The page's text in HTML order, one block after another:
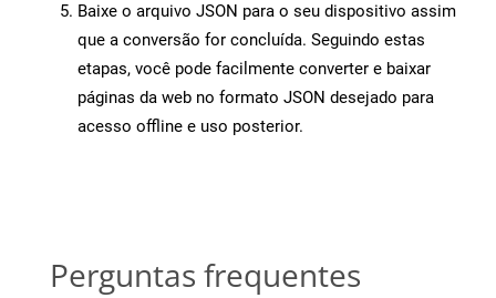
Baixe o arquivo JSON para o seu dispositivo assim
que a conversão for concluída. Seguindo estas
etapas, você pode facilmente converter e baixar
páginas da web no formato JSON desejado para
acesso offline e uso posterior.
Perguntas frequentes